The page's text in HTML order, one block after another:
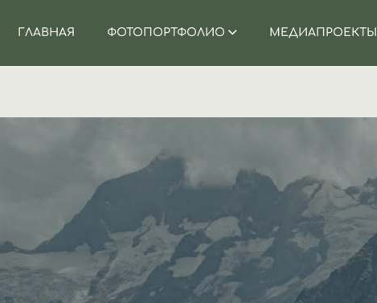
ГЛАВНАЯ ФОТОПОРТФОЛИО МЕДИАПРОЕКТЫ